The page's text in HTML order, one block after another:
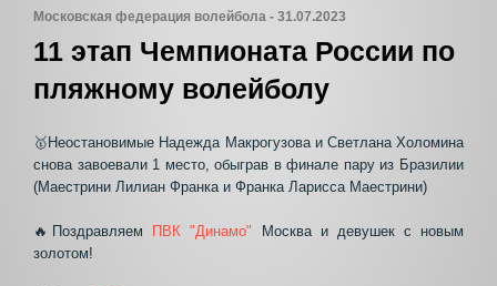
Московская федерация волейбола - 31.07.2023
11 этап Чемпионата России по
пляжному волейболу
🥇Неостановимые Надежда Макрогузова и Светлана Холомина
снова завоевали 1 место, обыграв в финале пару из Бразилии
(Маестрини Лилиан Франка и Франка Ларисса Маестрини)
🔥Поздравляем ПВК "Динамо" Москва и девушек с новым
золотом!